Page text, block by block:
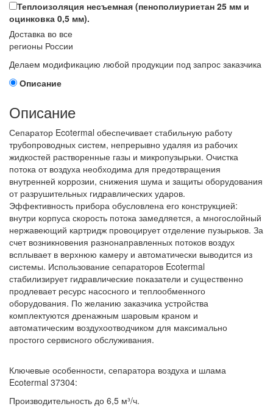
Теплоизоляция несъемная (пенополиуриетан 25 мм и
оцинковка 0,5 мм).
Доставка во все
регионы России
Делаем модификацию любой продукции под запрос заказчика
Описание
Описание
Сепаратор Ecotermal обеспечивает стабильную работу
трубопроводных систем, непрерывно удаляя из рабочих
жидкостей растворенные газы и микропузырьки. Очистка
потока от воздуха необходима для предотвращения
внутренней коррозии, снижения шума и защиты оборудования
от разрушительных гидравлических ударов.
Эффективность прибора обусловлена его конструкцией:
внутри корпуса скорость потока замедляется, а многослойный
нержавеющий картридж провоцирует отделение пузырьков. За
счет возникновения разнонаправленных потоков воздух
всплывает в верхнюю камеру и автоматически выводится из
системы. Использование сепараторов Ecotermal
стабилизирует гидравлические показатели и существенно
продлевает ресурс насосного и теплообменного
оборудования. По желанию заказчика устройства
комплектуются дренажным шаровым краном и
автоматическим воздухоотводчиком для максимально
простого сервисного обслуживания.
Ключевые особенности, сепаратора воздуха и шлама
Ecotermal 37304:
Производительность до 6,5 м³/ч.